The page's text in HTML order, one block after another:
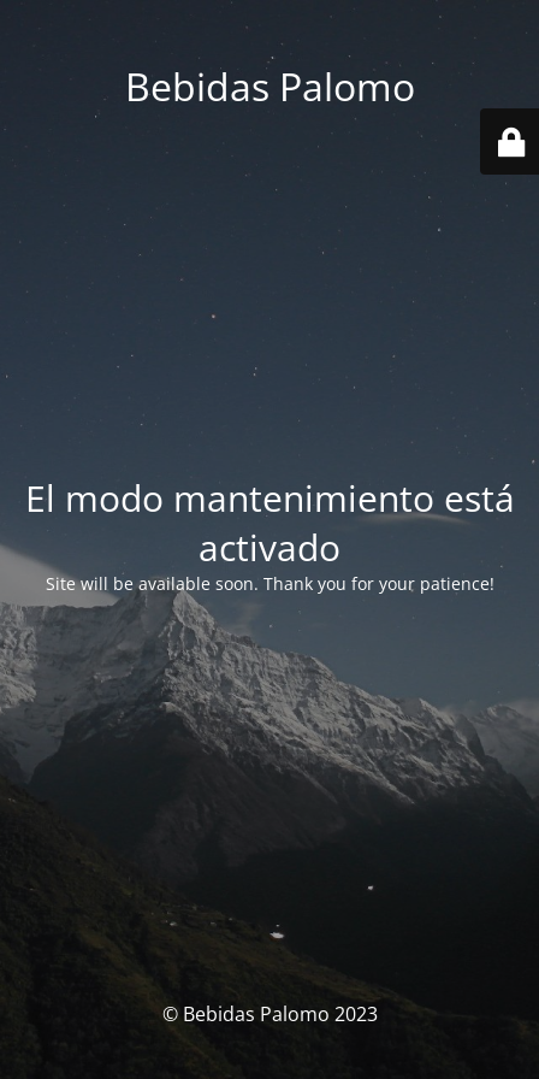
Bebidas Palomo
El modo mantenimiento está
activado
Site will be available soon. Thank you for your patience!
© Bebidas Palomo 2023